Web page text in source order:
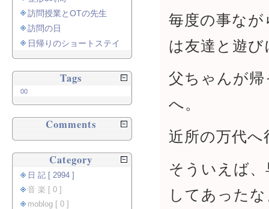
毎度の事な
は友達と遊び
父ちゃんが
へ。
近所の万代
そういえば
してあった
訪問授業とOTの先生
訪問の日
日帰りのショートステイ
Tags
00
Comments
Category
日 記 [ 2994 ]
音 楽 [ 0 ]
moblog [ 0 ]